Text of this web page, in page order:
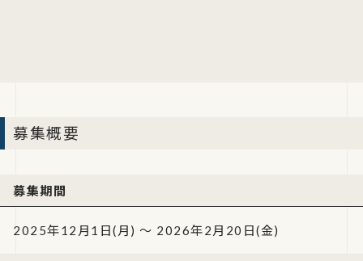
募集概要
募集期間
2025年12月1日(月) ～ 2026年2月20日(金)